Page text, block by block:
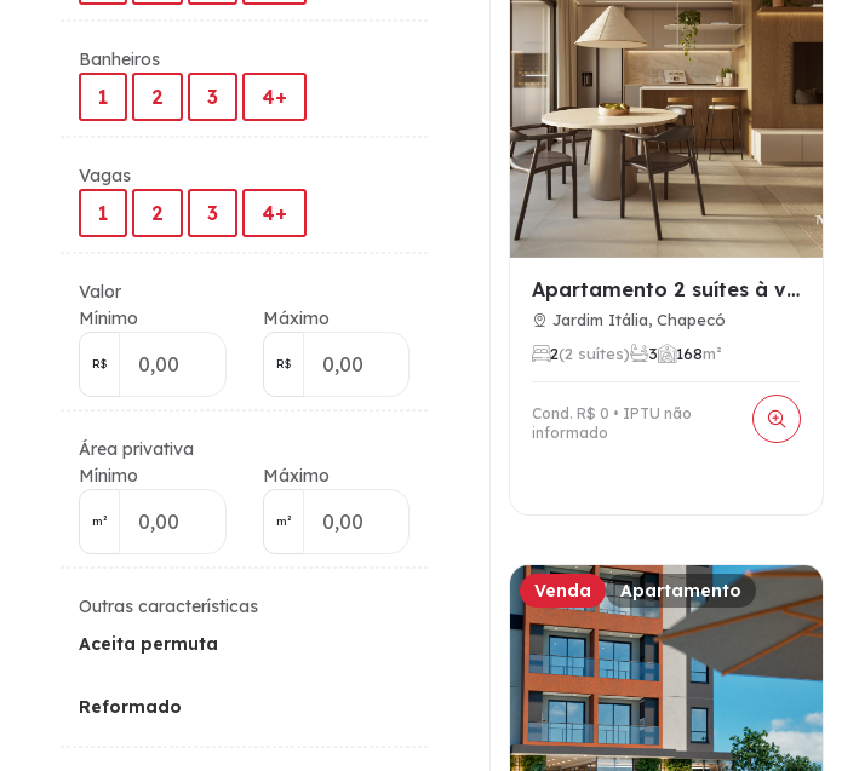
Banheiros
1 2 3 4+
Vagas
1 2 3 4+
Valor
Mínimo
R$
Máximo
R$
Área privativa
Mínimo
m²
Máximo
m²
Outras características
Aceita permuta
Reformado
Apartamento 2 suítes à venda no bairro Jardim Itália, Chapec…
Jardim Itália, Chapecó
2(2 suítes) 3 168m²
Cond. R$ 0 • IPTU não
informado
Venda Apartamento